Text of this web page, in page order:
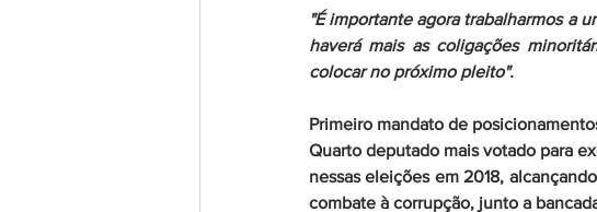
"É importante agora trabalharmos a
haverá mais as coligações
colocar no próximo pleito".
Primeiro mandato de
Quarto deputado mais votado para
nessas eleições em 2018,
combate à corrupção, junto a